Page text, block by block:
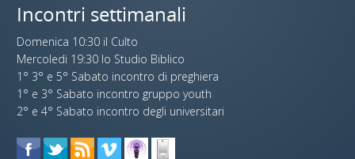
Incontri settimanali
Domenica 10:30 il Culto
Mercoledi 19:30 lo Studio Biblico
1° 3° e 5° Sabato incontro di preghiera
1° e 3° Sabato incontro gruppo youth
2° e 4° Sabato incontro degli universitari